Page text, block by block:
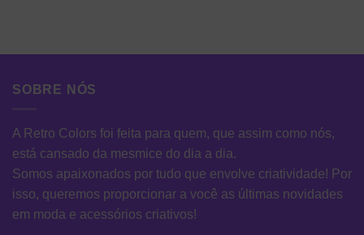
SOBRE NÓS
A Retro Colors foi feita para quem, que assim como nós,
está cansado da mesmice do dia a dia.
Somos apaixonados por tudo que envolve criatividade! Por
isso, queremos proporcionar a você as últimas novidades
em moda e acessórios criativos!